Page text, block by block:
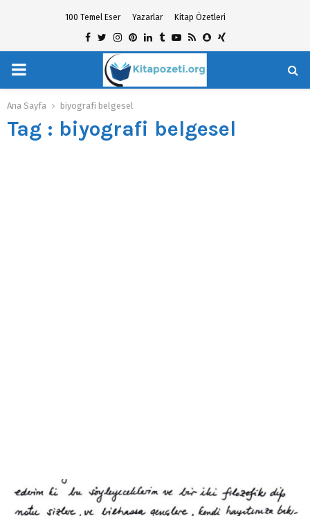
100 Temel Eser Yazarlar Kitap Özetleri
Facebook
TwitterInstagram
Pinterest
Linkedin
TumblrYoutube
RssSnapchat
Xing
PRIMARY
MENU
Ana Sayfa biyografi belgesel
Tag : biyografi belgesel